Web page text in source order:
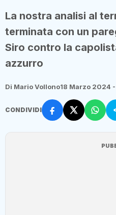
La nostra analisi al
terminata con un
Siro contro la
azzurro
Di Mario Vollono18 Marzo 2024 -
CONDIVIDI